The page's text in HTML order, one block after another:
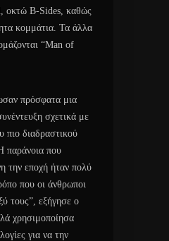
οκτώ B-Sides, καθώς
κομμάτια. Τα άλλα
“Man of
πρόσφατα μια
σχετικά με
πιο διαδραστικού
παράνοια που
την εποχή ήταν πολύ
που οι άνθρωποι
τους”, εξήγησε ο
χρησιμοποίησα
για να την